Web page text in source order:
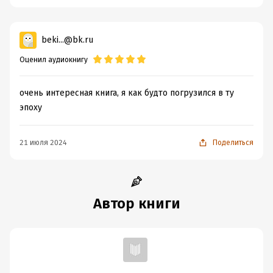
О пожаре на горе Священных Списков
Как Бэнкэй в столице отнимал мечи
О том, как Ёритомо поднял мятеж
О том, как встретились Ёритомо и Ёсицунэ
О том, как Ёсицунэ ходил походом против Тайра
О том, как Ёсицунэ покинул столицу
beki...@bk.ru
Оценил аудиокнигу
очень интересная книга, я как будто погрузился в ту
эпоху
21 июля 2024 Поделиться
Автор книги